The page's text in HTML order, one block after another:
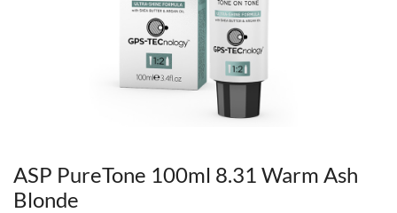
ASP PureTone 100ml 8.31 Warm Ash
Blonde